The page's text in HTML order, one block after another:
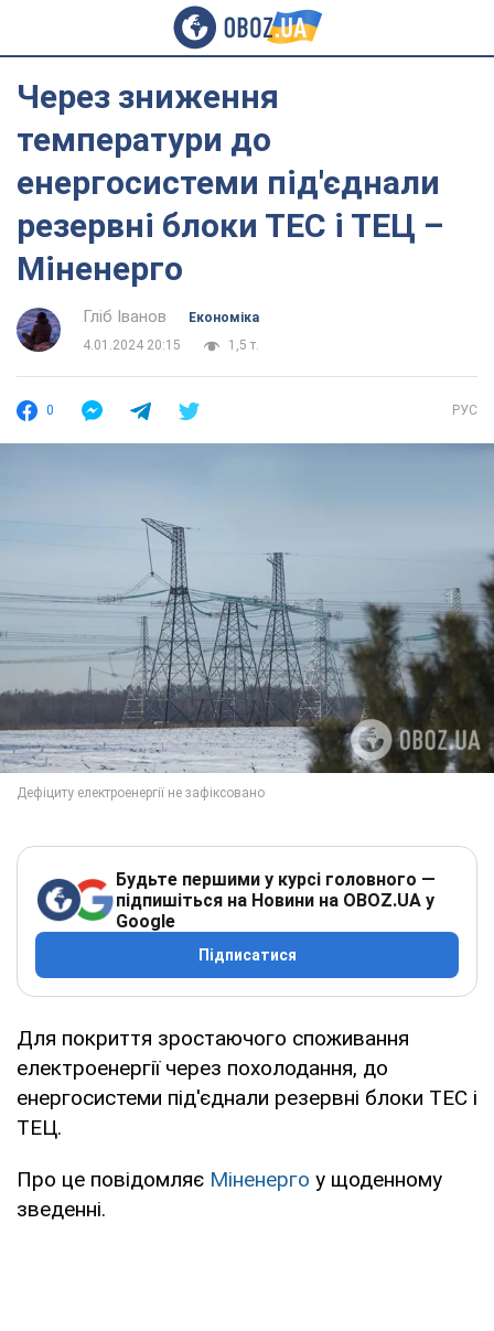
Через зниження
температури до
енергосистеми під'єднали
резервні блоки ТЕС і ТЕЦ –
Міненерго
Гліб Іванов
Економіка
4.01.2024 20:15
1,5 т.
0 РУС
Будьте першими у курсі головного —
підпишіться на Новини на OBOZ.UA у
Google
Підписатися
Для покриття зростаючого споживання
електроенергії через похолодання, до
енергосистеми під'єднали резервні блоки ТЕС і
ТЕЦ.
Про це повідомляє Міненерго у щоденному
зведенні.